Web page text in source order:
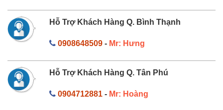
Hỗ Trợ Khách Hàng Q. Bình Thạnh
0908648509- Mr: Hưng
Hỗ Trợ Khách Hàng Q. Tân Phú
0904712881- Mr: Hoàng